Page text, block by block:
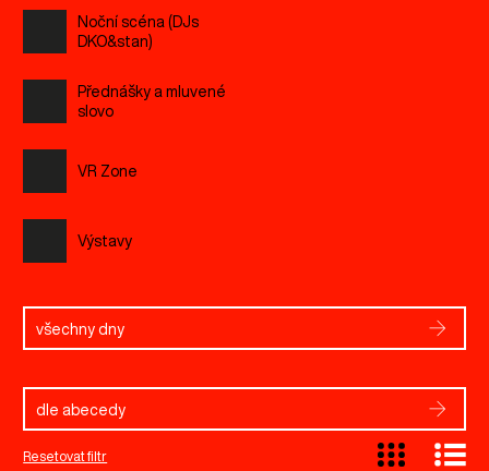
Noční scéna (DJs
DKO&stan)
Přednášky a mluvené
slovo
VR Zone
Výstavy
všechny dny
dle abecedy
Resetovat filtr